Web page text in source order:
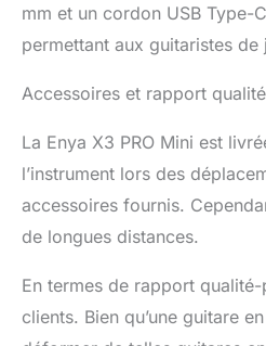
mm et un cordon USB Type-
permettant aux guitaristes
Accessoires et rapport
La Enya X3 PRO Mini est
l’instrument lors des
accessoires fournis.
de longues distances.
En termes de rapport
clients. Bien qu’une guitare